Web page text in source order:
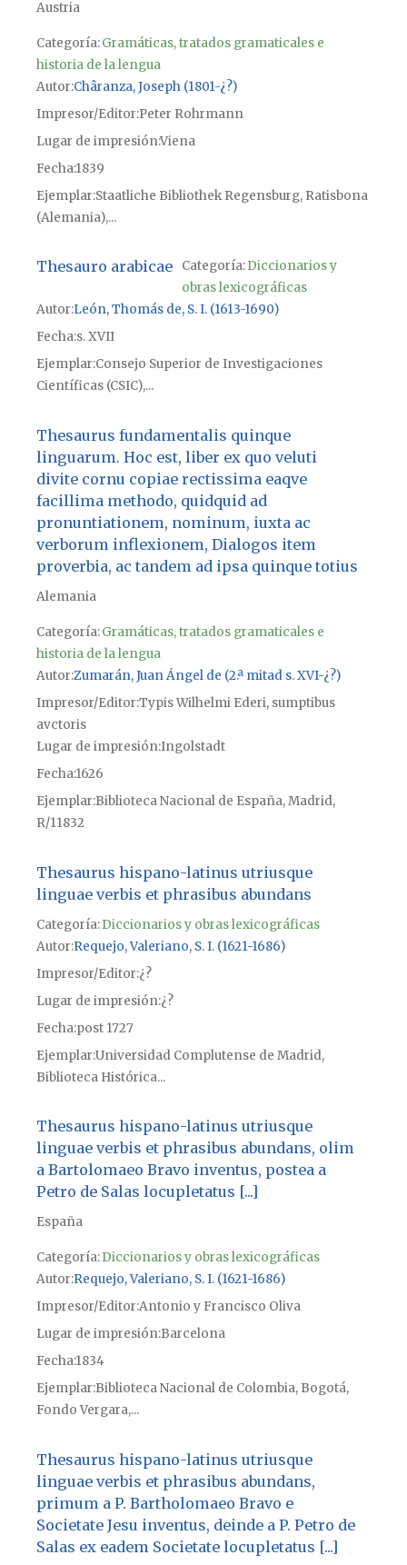
Austria
Categoría:Gramáticas, tratados gramaticales e
historia de la lengua
Autor Châranza, Joseph (1801-¿?)
Impresor/Editor Peter Rohrmann
Lugar de impresiónViena
Fecha1839
Ejemplar Staatliche Bibliothek Regensburg, Ratisbona
(Alemania),...
Thesauro arabicae Categoría:Diccionarios y
obras lexicográficas
Autor León, Thomás de, S. I. (1613-1690)
Fechas. XVII
Ejemplar Consejo Superior de Investigaciones
Científicas (CSIC),...
Thesaurus fundamentalis quinque
linguarum. Hoc est, liber ex quo veluti
divite cornu copiae rectissima eaqve
facillima methodo, quidquid ad
pronuntiationem, nominum, iuxta ac
verborum inflexionem, Dialogos item
proverbia, ac tandem ad ipsa quinque totius
Alemania
Categoría:Gramáticas, tratados gramaticales e
historia de la lengua
Autor Zumarán, Juan Ángel de (2.ª mitad s. XVI-¿?)
Impresor/Editor Typis Wilhelmi Ederi, sumptibus
avctoris
Lugar de impresiónIngolstadt
Fecha1626
Ejemplar Biblioteca Nacional de España, Madrid,
R/11832
Thesaurus hispano-latinus utriusque
linguae verbis et phrasibus abundans
Categoría:Diccionarios y obras lexicográficas
Autor Requejo, Valeriano, S. I. (1621-1686)
Impresor/Editor ¿?
Lugar de impresión¿?
Fechapost 1727
Ejemplar Universidad Complutense de Madrid,
Biblioteca Histórica...
Thesaurus hispano-latinus utriusque
linguae verbis et phrasibus abundans, olim
a Bartolomaeo Bravo inventus, postea a
Petro de Salas locupletatus [...]
España
Categoría:Diccionarios y obras lexicográficas
Autor Requejo, Valeriano, S. I. (1621-1686)
Impresor/Editor Antonio y Francisco Oliva
Lugar de impresiónBarcelona
Fecha1834
Ejemplar Biblioteca Nacional de Colombia, Bogotá,
Fondo Vergara,...
Thesaurus hispano-latinus utriusque
linguae verbis et phrasibus abundans,
primum a P. Bartholomaeo Bravo e
Societate Jesu inventus, deinde a P. Petro de
Salas ex eadem Societate locupletatus [...]